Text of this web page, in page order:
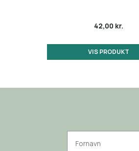
42,00 kr.
VIS PRODUKT